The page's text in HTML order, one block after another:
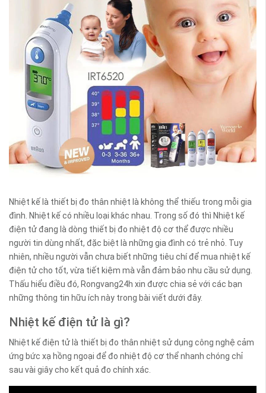
Nhiệt kế là thiết bị đo thân nhiệt là không thể thiếu trong mỗi gia
đình. Nhiệt kế có nhiều loại khác nhau. Trong số đó thì Nhiệt kế
điện tử đang là dòng thiết bị đo nhiệt độ cơ thể được nhiều
người tin dùng nhất, đặc biệt là những gia đình có trẻ nhỏ. Tuy
nhiên, nhiều người vẫn chưa biết những tiêu chí để mua nhiệt kế
điện tử cho tốt, vừa tiết kiệm mà vẫn đảm bảo nhu cầu sử dụng.
Thấu hiểu điều đó, Rongvang24h xin được chia sẻ với các bạn
những thông tin hữu ích này trong bài viết dưới đây.
Nhiệt kế điện tử là gì?
Nhiệt kế điện tử là thiết bị đo thân nhiệt sử dụng công nghệ cảm
ứng bức xạ hồng ngoại để đo nhiệt độ cơ thể nhanh chóng chỉ
sau vài giây cho kết quả đo chính xác.